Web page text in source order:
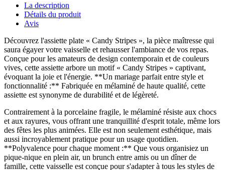
La description
Détails du produit
Avis
Découvrez l'assiette plate « Candy Stripes », la pièce maîtresse qui
saura égayer votre vaisselle et rehausser l'ambiance de vos repas.
Conçue pour les amateurs de design contemporain et de couleurs
vives, cette assiette arbore un motif « Candy Stripes » captivant,
évoquant la joie et l'énergie. **Un mariage parfait entre style et
fonctionnalité :** Fabriquée en mélaminé de haute qualité, cette
assiette est synonyme de durabilité et de légèreté.
Contrairement à la porcelaine fragile, le mélaminé résiste aux chocs
et aux rayures, vous offrant une tranquillité d'esprit totale, même lors
des fêtes les plus animées. Elle est non seulement esthétique, mais
aussi incroyablement pratique pour un usage quotidien.
**Polyvalence pour chaque moment :** Que vous organisiez un
pique-nique en plein air, un brunch entre amis ou un dîner de
famille, cette vaisselle est conçue pour s'adapter à tous les styles de